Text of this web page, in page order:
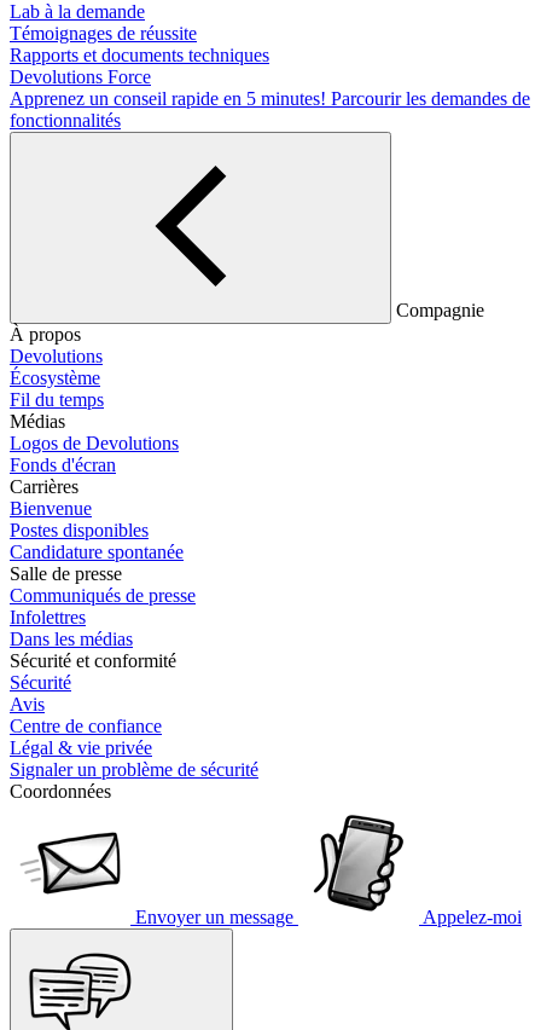
Lab à la demande
Témoignages de réussite
Rapports et documents techniques
Devolutions Force
Apprenez un conseil rapide en 5 minutes! Parcourir les demandes de
fonctionnalités
Compagnie
À propos
Devolutions
Écosystème
Fil du temps
Médias
Logos de Devolutions
Fonds d'écran
Carrières
Bienvenue
Postes disponibles
Candidature spontanée
Salle de presse
Communiqués de presse
Infolettres
Dans les médias
Sécurité et conformité
Sécurité
Avis
Centre de confiance
Légal & vie privée
Signaler un problème de sécurité
Coordonnées
Envoyer un message Appelez-moi